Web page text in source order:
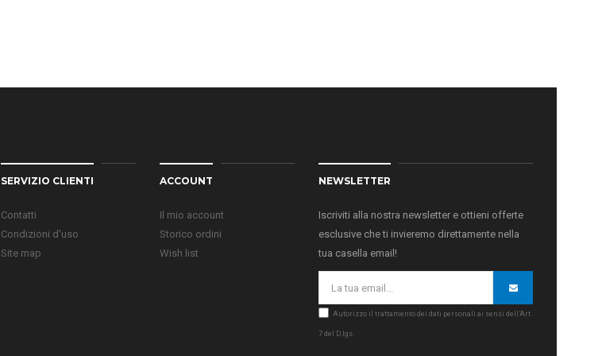
SERVIZIO CLIENTI
Contatti
Condizioni d'uso
Site map
ACCOUNT
Il mio account
Storico ordini
Wish list
NEWSLETTER
Iscriviti alla nostra newsletter e ottieni offerte
esclusive che ti invieremo direttamente nella
tua casella email!
Autorizzo il trattamento dei dati personali ai sensi dell’Art.
7 del D.lgs.